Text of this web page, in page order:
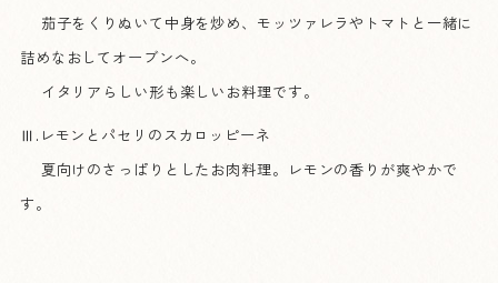
茄子をくりぬいて中身を炒め、モッツァレラやトマトと一緒に
詰めなおしてオーブンへ。
イタリアらしい形も楽しいお料理です。
Ⅲ.レモンとパセリのスカロッピーネ
夏向けのさっぱりとしたお肉料理。レモンの香りが爽やかで
す。